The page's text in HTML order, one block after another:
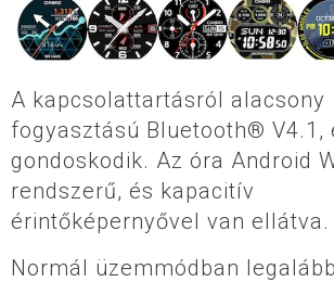
A kapcsolattartásról alacsony
fogyasztású Bluetooth® V4.1,
gondoskodik. Az óra Android
rendszerű, és kapacitív
érintőképernyővel van ellátva.
Normál üzemmódban